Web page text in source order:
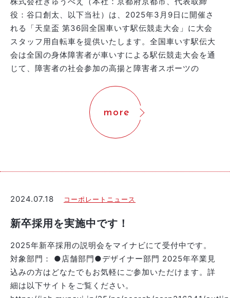
役：谷口創太、以下当社）は、2025年3月9日に開催さ
れる「天皇盃 第36回全国車いす駅伝競走大会」に大会
スタッフ用自転車を提供いたします。全国車いす駅伝大
会は全国の身体障害者が車いすによる駅伝競走大会を通
じて、障害者の社会参加の高揚と障害者スポーツの
more
2024.07.18 コーポレートニュース
新卒採用を実施中です！
2025年新卒採用の説明会をマイナビにて受付中です。
対象部門： ●店舗部門●デザイナー部門 2025年卒業見
込みの方はどなたでもお気軽にご参加いただけます。詳
細は以下サイトをご覧ください。